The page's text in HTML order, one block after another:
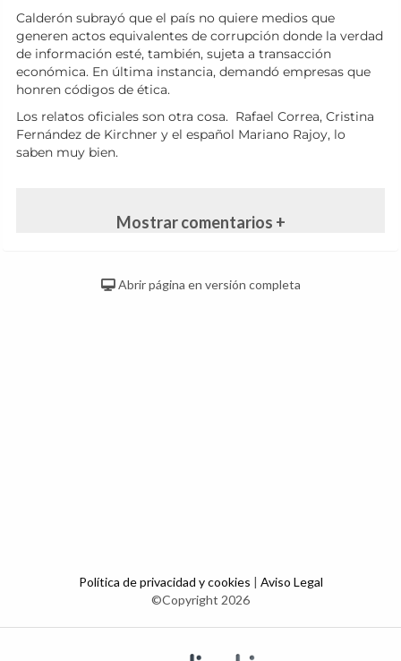
Calderón subrayó que el país no quiere medios que
generen actos equivalentes de corrupción donde la verdad
de información esté, también, sujeta a transacción
económica. En última instancia, demandó empresas que
honren códigos de ética.
Los relatos oficiales son otra cosa. Rafael Correa, Cristina
Fernández de Kirchner y el español Mariano Rajoy, lo
saben muy bien.
Mostrar comentarios +
Abrir página en versión completa
Política de privacidad y cookies | Aviso Legal
©Copyright 2026